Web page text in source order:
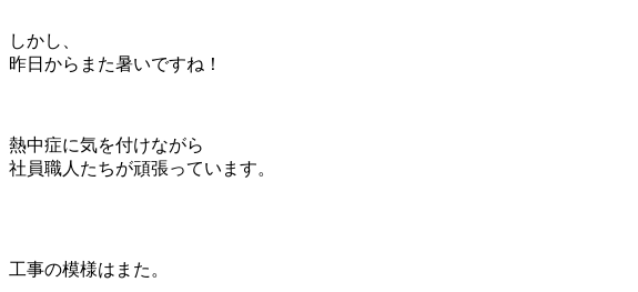
しかし、
昨日からまた暑いですね！
熱中症に気を付けながら
社員職人たちが頑張っています。
工事の模様はまた。